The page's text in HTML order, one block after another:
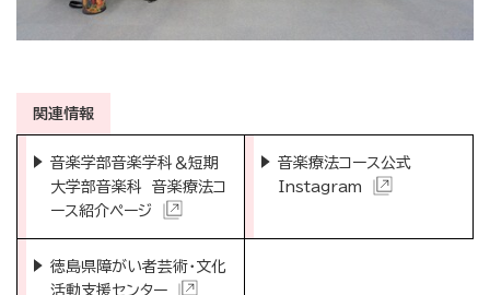
関連情報
音楽学部音楽学科＆短期
大学部音楽科 音楽療法コ
ース紹介ページ
音楽療法コース公式
Instagram
徳島県障がい者芸術・ 文化
活動支援センター